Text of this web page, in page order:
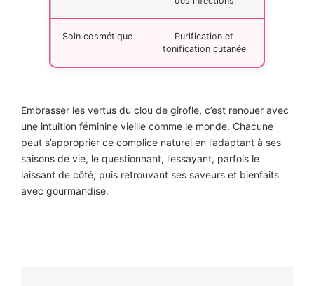
Soin cosmétique
Purification et
tonification cutanée
Embrasser les vertus du clou de girofle, c’est renouer avec
une intuition féminine vieille comme le monde. Chacune
peut s’approprier ce complice naturel en l’adaptant à ses
saisons de vie, le questionnant, l’essayant, parfois le
laissant de côté, puis retrouvant ses saveurs et bienfaits
avec gourmandise.